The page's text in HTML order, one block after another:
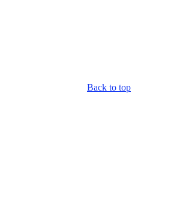
Back to top